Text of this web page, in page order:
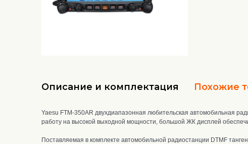
Описание и комплектация Похожие
Yaesu FTM-350AR двухдиапазонная любительская автомобильная
работу на высокой выходной мощности, большой ЖК дисплей
Поставляемая в комплекте автомобильной радиостанции DTMF